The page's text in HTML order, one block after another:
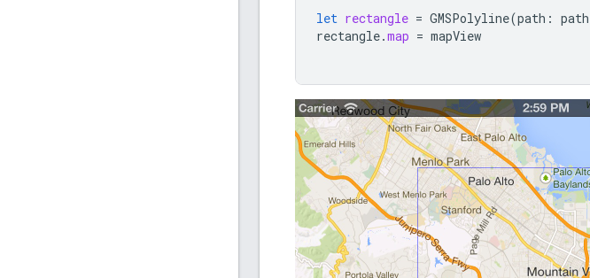
let rectangle = GMSPolyline(path : path
rectangle.map = mapView